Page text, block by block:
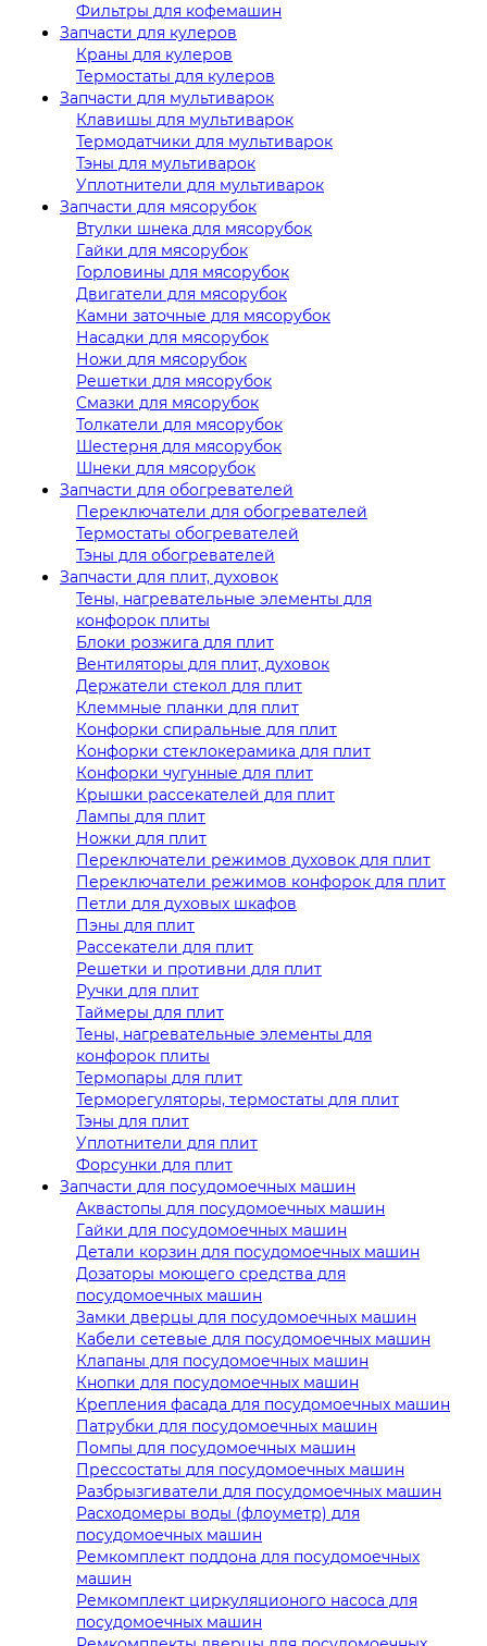
Фильтры для кофемашин
Запчасти для кулеров
Краны для кулеров
Термостаты для кулеров
Запчасти для мультиварок
Клавишы для мультиварок
Термодатчики для мультиварок
Тэны для мультиварок
Уплотнители для мультиварок
Запчасти для мясорубок
Втулки шнека для мясорубок
Гайки для мясорубок
Горловины для мясорубок
Двигатели для мясорубок
Камни заточные для мясорубок
Насадки для мясорубок
Ножи для мясорубок
Решетки для мясорубок
Смазки для мясорубок
Толкатели для мясорубок
Шестерня для мясорубок
Шнеки для мясорубок
Запчасти для обогревателей
Переключатели для обогревателей
Термостаты обогревателей
Тэны для обогревателей
Запчасти для плит, духовок
Тены, нагревательные элементы для
конфорок плиты
Блоки розжига для плит
Вентиляторы для плит, духовок
Держатели стекол для плит
Клеммные планки для плит
Конфорки спиральные для плит
Конфорки стеклокерамика для плит
Конфорки чугунные для плит
Крышки рассекателей для плит
Лампы для плит
Ножки для плит
Переключатели режимов духовок для плит
Переключатели режимов конфорок для плит
Петли для духовых шкафов
Пэны для плит
Рассекатели для плит
Решетки и противни для плит
Ручки для плит
Таймеры для плит
Тены, нагревательные элементы для
конфорок плиты
Термопары для плит
Терморегуляторы, термостаты для плит
Тэны для плит
Уплотнители для плит
Форсунки для плит
Запчасти для посудомоечных машин
Аквастопы для посудомоечных машин
Гайки для посудомоечных машин
Детали корзин для посудомоечных машин
Дозаторы моющего средства для
посудомоечных машин
Замки дверцы для посудомоечных машин
Кабели сетевые для посудомоечных машин
Клапаны для посудомоечных машин
Кнопки для посудомоечных машин
Крепления фасада для посудомоечных машин
Патрубки для посудомоечных машин
Помпы для посудомоечных машин
Прессостаты для посудомоечных машин
Разбрызгиватели для посудомоечных машин
Расходомеры воды (флоуметр) для
посудомоечных машин
Ремкомплект поддона для посудомоечных
машин
Ремкомплект циркуляционого насоса для
посудомоечных машин